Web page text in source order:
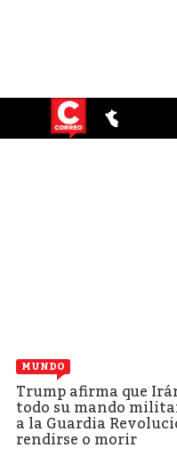
MUNDO
Trump afirma que
todo su mando
a la Guardia
rendirse o morir